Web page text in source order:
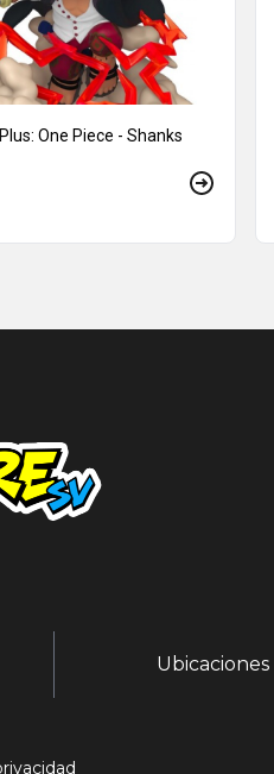
One Piece - Shanks
Ubicaciones